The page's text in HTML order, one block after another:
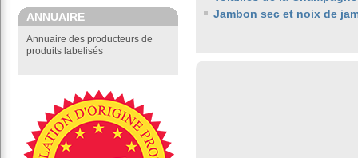
ANNUAIRE
Annuaire des producteurs de
produits labelisés
Jambon sec et noix de